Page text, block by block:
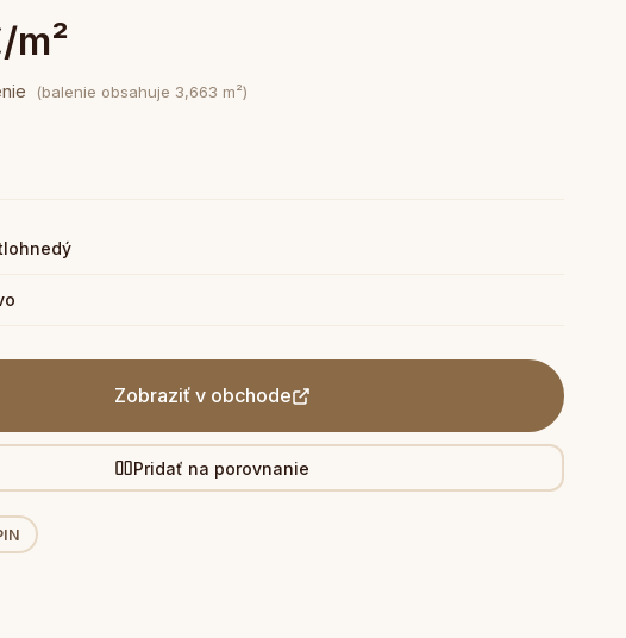
m²
(balenie obsahuje 3,663 m²)
Zobraziť v obchode
Pridať na porovnanie